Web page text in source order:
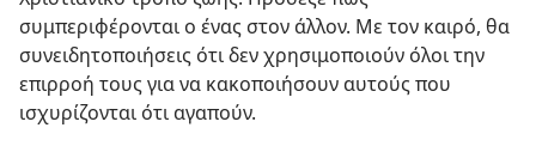
συμπεριφέρονται ο ένας στον άλλον. Με τον καιρό, θα
συνειδητοποιήσεις ότι δεν χρησιμοποιούν όλοι την
επιρροή τους για να κακοποιήσουν αυτούς που
ισχυρίζονται ότι αγαπούν.